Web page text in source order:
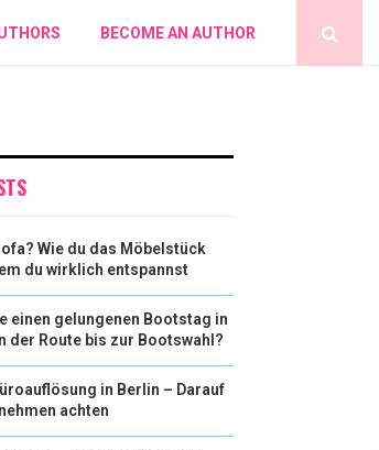
BECOME AN AUTHOR
Wie du das Möbelstück
du wirklich entspannst
einen gelungenen Bootstag in
der Route bis zur Bootswahl?
in Berlin – Darauf
achten